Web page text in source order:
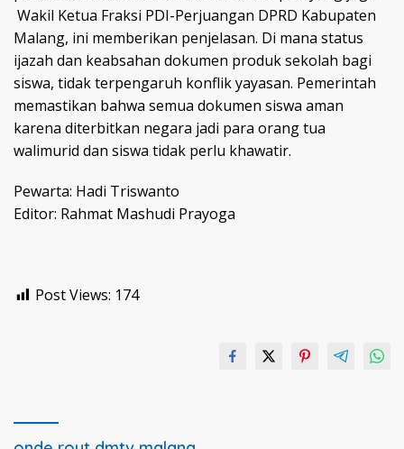
Wakil Ketua Fraksi PDI-Perjuangan DPRD Kabupaten
Malang, ini memberikan penjelasan. Di mana status
ijazah dan keabsahan dokumen produk sekolah bagi
siswa, tidak terpengaruh konflik yayasan. Pemerintah
memastikan bahwa semua dokumen siswa aman
karena diterbitkan negara jadi para orang tua
walimurid dan siswa tidak perlu khawatir.
Pewarta: Hadi Triswanto
Editor: Rahmat Mashudi Prayoga
Post Views: 174